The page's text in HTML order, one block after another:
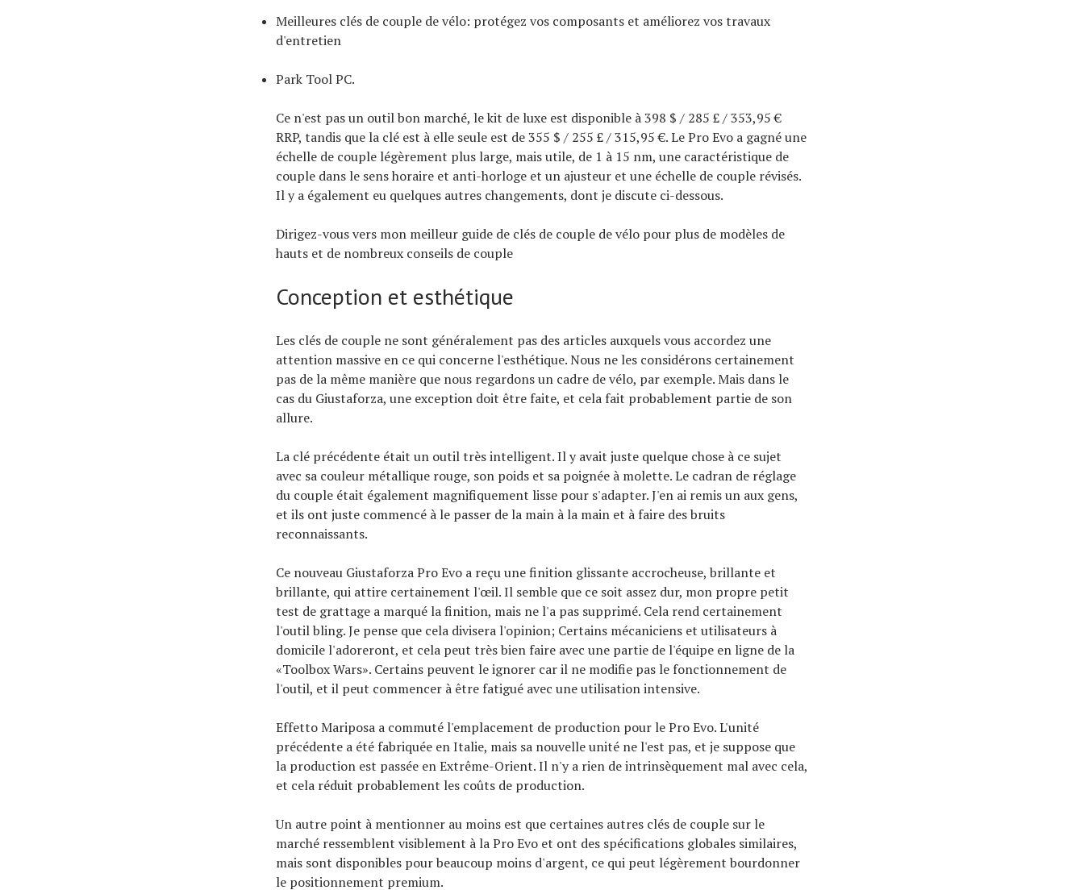
Meilleures clés de couple de vélo: protégez vos composants et améliorez vos travaux
d'entretien
Park Tool PC.
Ce n'est pas un outil bon marché, le kit de luxe est disponible à 398 $ / 285 £ / 353,95 €
RRP, tandis que la clé est à elle seule est de 355 $ / 255 £ / 315,95 €. Le Pro Evo a gagné une
échelle de couple légèrement plus large, mais utile, de 1 à 15 nm, une caractéristique de
couple dans le sens horaire et anti-horloge et un ajusteur et une échelle de couple révisés.
Il y a également eu quelques autres changements, dont je discute ci-dessous.
Dirigez-vous vers mon meilleur guide de clés de couple de vélo pour plus de modèles de
hauts et de nombreux conseils de couple
Conception et esthétique
Les clés de couple ne sont généralement pas des articles auxquels vous accordez une
attention massive en ce qui concerne l'esthétique. Nous ne les considérons certainement
pas de la même manière que nous regardons un cadre de vélo, par exemple. Mais dans le
cas du Giustaforza, une exception doit être faite, et cela fait probablement partie de son
allure.
La clé précédente était un outil très intelligent. Il y avait juste quelque chose à ce sujet
avec sa couleur métallique rouge, son poids et sa poignée à molette. Le cadran de réglage
du couple était également magnifiquement lisse pour s'adapter. J'en ai remis un aux gens,
et ils ont juste commencé à le passer de la main à la main et à faire des bruits
reconnaissants.
Ce nouveau Giustaforza Pro Evo a reçu une finition glissante accrocheuse, brillante et
brillante, qui attire certainement l'œil. Il semble que ce soit assez dur, mon propre petit
test de grattage a marqué la finition, mais ne l'a pas supprimé. Cela rend certainement
l'outil bling. Je pense que cela divisera l'opinion; Certains mécaniciens et utilisateurs à
domicile l'adoreront, et cela peut très bien faire avec une partie de l'équipe en ligne de la
«Toolbox Wars». Certains peuvent le ignorer car il ne modifie pas le fonctionnement de
l'outil, et il peut commencer à être fatigué avec une utilisation intensive.
Effetto Mariposa a commuté l'emplacement de production pour le Pro Evo. L'unité
précédente a été fabriquée en Italie, mais sa nouvelle unité ne l'est pas, et je suppose que
la production est passée en Extrême-Orient. Il n'y a rien de intrinsèquement mal avec cela,
et cela réduit probablement les coûts de production.
Un autre point à mentionner au moins est que certaines autres clés de couple sur le
marché ressemblent visiblement à la Pro Evo et ont des spécifications globales similaires,
mais sont disponibles pour beaucoup moins d'argent, ce qui peut légèrement bourdonner
le positionnement premium.